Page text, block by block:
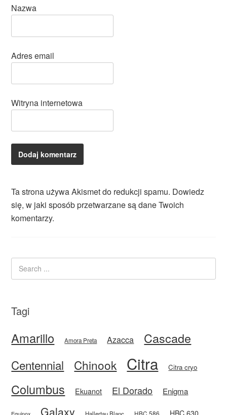
Nazwa
Adres email
Witryna internetowa
Ta strona używa Akismet do redukcji spamu. Dowiedz
się, w jaki sposób przetwarzane są dane Twoich
komentarzy.
Tagi
Amarillo Amora Preta Azacca Cascade
Centennial Chinook Citra Citra cryo
Columbus Ekuanot El Dorado Enigma
Galaxy HBC 586 HBC 630